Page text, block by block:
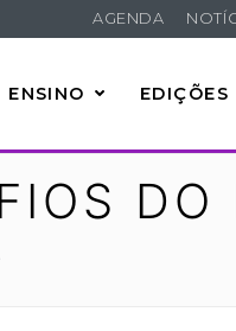
AGENDA
ENSINO EDIÇÕES
DO